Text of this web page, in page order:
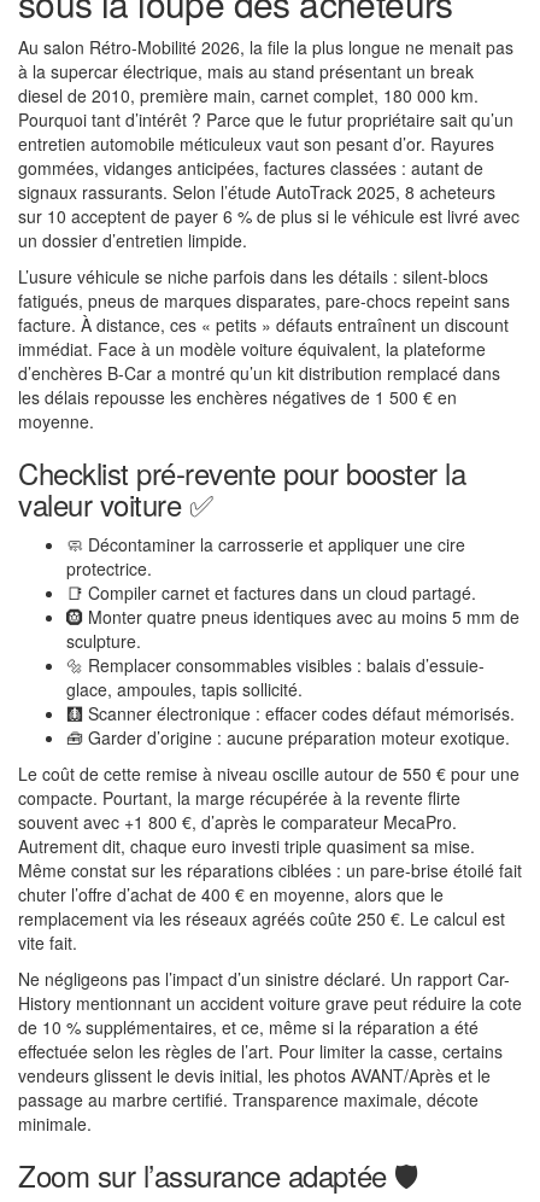
Au salon Rétro-Mobilité 2026, la file la plus longue ne menait pas
à la supercar électrique, mais au stand présentant un break
diesel de 2010, première main, carnet complet, 180 000 km.
Pourquoi tant d’intérêt ? Parce que le futur propriétaire sait qu’un
entretien automobile méticuleux vaut son pesant d’or. Rayures
gommées, vidanges anticipées, factures classées : autant de
signaux rassurants. Selon l’étude AutoTrack 2025, 8 acheteurs
sur 10 acceptent de payer 6 % de plus si le véhicule est livré avec
un dossier d’entretien limpide.
L’usure véhicule se niche parfois dans les détails : silent-blocs
fatigués, pneus de marques disparates, pare-chocs repeint sans
facture. À distance, ces « petits » défauts entraînent un discount
immédiat. Face à un modèle voiture équivalent, la plateforme
d’enchères B-Car a montré qu’un kit distribution remplacé dans
les délais repousse les enchères négatives de 1 500 € en
moyenne.
Checklist pré-revente pour booster la
valeur voiture ✅
🧼 Décontaminer la carrosserie et appliquer une cire
protectrice.
📑 Compiler carnet et factures dans un cloud partagé.
🛞 Monter quatre pneus identiques avec au moins 5 mm de
sculpture.
🔩 Remplacer consommables visibles : balais d’essuie-
glace, ampoules, tapis sollicité.
🩻 Scanner électronique : effacer codes défaut mémorisés.
🧰 Garder d’origine : aucune préparation moteur exotique.
Le coût de cette remise à niveau oscille autour de 550 € pour une
compacte. Pourtant, la marge récupérée à la revente flirte
souvent avec +1 800 €, d’après le comparateur MecaPro.
Autrement dit, chaque euro investi triple quasiment sa mise.
Même constat sur les réparations ciblées : un pare-brise étoilé fait
chuter l’offre d’achat de 400 € en moyenne, alors que le
remplacement via les réseaux agréés coûte 250 €. Le calcul est
vite fait.
Ne négligeons pas l’impact d’un sinistre déclaré. Un rapport Car-
History mentionnant un accident voiture grave peut réduire la cote
de 10 % supplémentaires, et ce, même si la réparation a été
effectuée selon les règles de l’art. Pour limiter la casse, certains
vendeurs glissent le devis initial, les photos AVANT/Après et le
passage au marbre certifié. Transparence maximale, décote
minimale.
Zoom sur l’assurance adaptée 🛡️